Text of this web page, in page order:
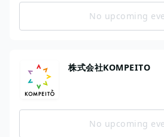
No upcoming
株式会社KOMPEITO
No upcoming